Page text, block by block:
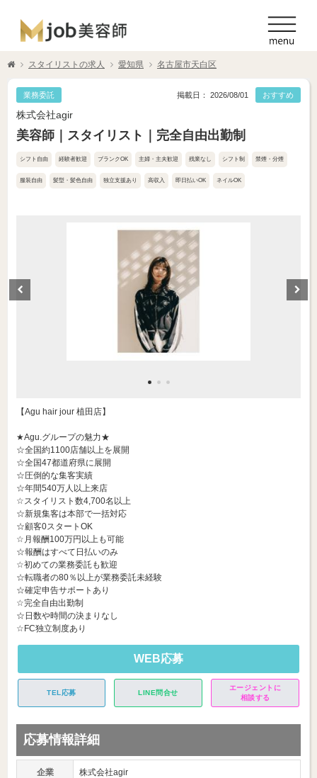
スタイリストの求人 愛知県 名古屋市天白区
業務委託 おすすめ
掲載日： 2026/08/01
株式会社agir
美容師｜スタイリスト｜完全自由出勤制
シフト自由 経験者歓迎 ブランクOK 主婦・主夫歓迎 残業なし シフト制 禁煙・分煙
服装自由 髪型・髪色自由 独立支援あり 高収入 即日払いOK ネイルOK
【Agu hair jour 植田店】
★Agu.グループの魅力★
☆全国約1100店舗以上を展開
☆全国47都道府県に展開
☆圧倒的な集客実績
☆年間540万人以上来店
☆スタイリスト数4,700名以上
☆新規集客は本部で一括対応
☆顧客0スタートOK
☆月報酬100万円以上も可能
☆報酬はすべて日払いのみ
☆初めての業務委託も歓迎
☆転職者の80％以上が業務委託未経験
☆確定申告サポートあり
☆完全自由出勤制
☆日数や時間の決まりなし
☆FC独立制度あり
WEB応募
TEL応募 LINE問合せ
エージェントに
相談する
応募情報詳細
企業 株式会社agir